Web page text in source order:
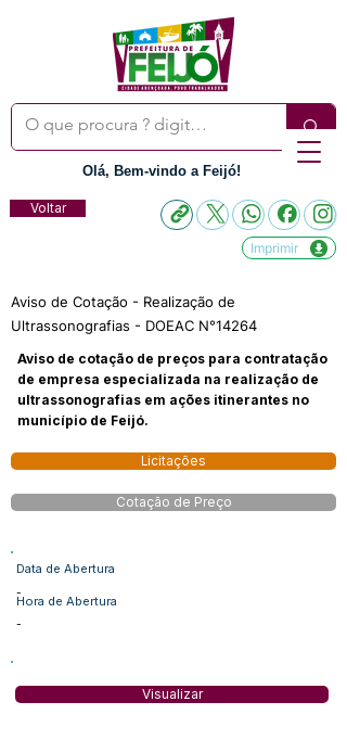
Olá, Bem-vindo a Feijó!
Voltar
Imprimir
Aviso de Cotação - Realização de
Ultrassonografias - DOEAC N°14264
Aviso de cotação de preços para contratação
de empresa especializada na realização de
ultrassonografias em ações itinerantes no
município de Feijó.
Licitações
Cotação de Preço
Data de Abertura
-
Hora de Abertura
-
Visualizar